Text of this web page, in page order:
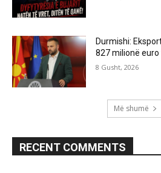
Durmishi:
827 milionë
8 Gusht, 2026
Më shumë
RECENT COMMENTS